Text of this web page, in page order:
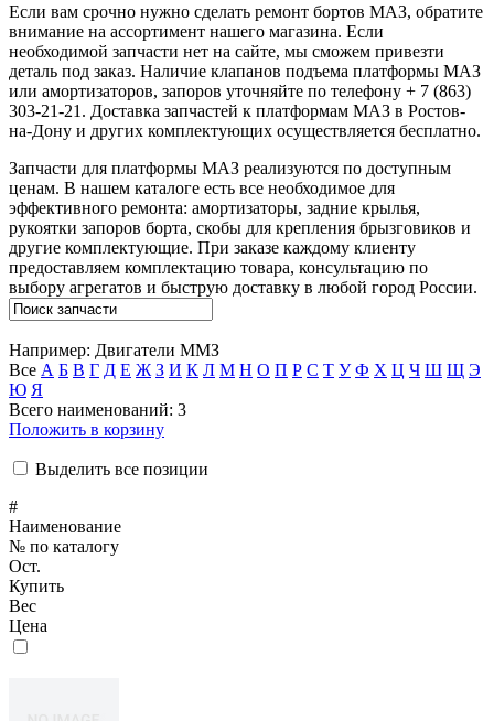
Если вам срочно нужно сделать ремонт бортов МАЗ, обратите
внимание на ассортимент нашего магазина. Если
необходимой запчасти нет на сайте, мы сможем привезти
деталь под заказ. Наличие клапанов подъема платформы МАЗ
или амортизаторов, запоров уточняйте по телефону + 7 (863)
303-21-21. Доставка запчастей к платформам МАЗ в Ростов-
на-Дону и других комплектующих осуществляется бесплатно.
Запчасти для платформы МАЗ реализуются по доступным
ценам. В нашем каталоге есть все необходимое для
эффективного ремонта: амортизаторы, задние крылья,
рукоятки запоров борта, скобы для крепления брызговиков и
другие комплектующие. При заказе каждому клиенту
предоставляем комплектацию товара, консультацию по
выбору агрегатов и быструю доставку в любой город России.
Например: Двигатели ММЗ
Все А Б В Г Д Е Ж З И К Л М Н О П Р С Т У Ф Х Ц Ч Ш Щ Э
Ю Я
Всего наименований: 3
Положить в корзину
Выделить все позиции
#
Наименование
№ по каталогу
Ост.
Купить
Вес
Цена